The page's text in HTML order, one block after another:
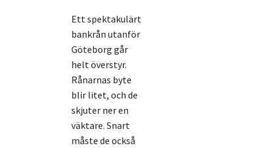
Ett spektakulärt
bankrån utanför
Göteborg går
helt överstyr.
Rånarnas byte
blir litet, och de
skjuter ner en
väktare. Snart
måste de också